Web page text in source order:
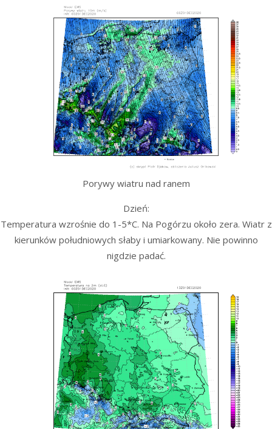
Porywy wiatru nad ranem
Dzień:
Temperatura wzrośnie do 1-5*C. Na Pogórzu około zera. Wiatr z
kierunków południowych słaby i umiarkowany. Nie powinno
nigdzie padać.